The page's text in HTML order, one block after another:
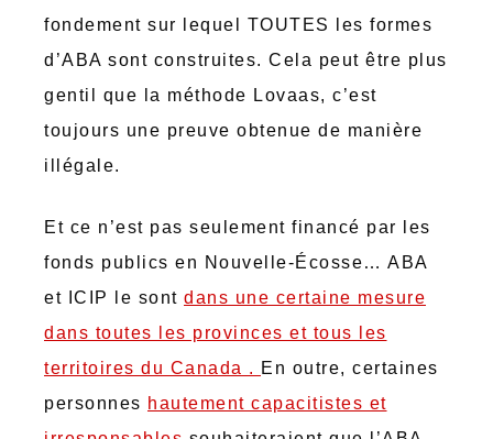
fondement sur lequel TOUTES les formes
d’ABA sont construites. Cela peut être plus
gentil que la méthode Lovaas, c’est
toujours une preuve obtenue de manière
illégale.
Et ce n’est pas seulement financé par les
fonds publics en Nouvelle-Écosse… ABA
et ICIP le sont dans une certaine mesure
dans toutes les provinces et tous les
territoires du Canada . En outre, certaines
personnes hautement capacitistes et